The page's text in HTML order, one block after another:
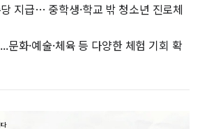
지급… 중학생·학교 밖 청소년 진로체
문화·예술·체육 등 다양한 체험 기회 확